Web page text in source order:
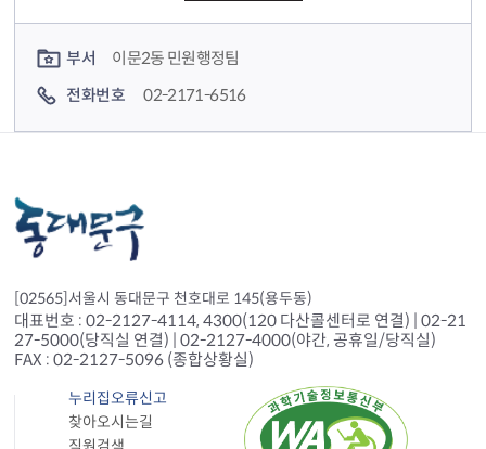
부서
이문2동 민원행정팀
전화번호
02-2171-6516
[02565]서울시 동대문구 천호대로 145(용두동)
대표번호 : 02-2127-4114, 4300(120 다산콜센터로 연결) | 02-21
27-5000(당직실 연결) | 02-2127-4000(야간, 공휴일/당직실)
FAX : 02-2127-5096 (종합상황실)
누리집오류신고
찾아오시는길